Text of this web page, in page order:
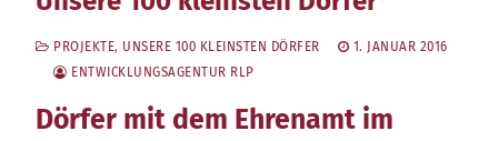
PROJEKTE, UNSERE 100 KLEINSTEN DÖRFER
1. JANUAR 2016
ENTWICKLUNGSAGENTUR RLP
Dörfer mit dem Ehrenamt im